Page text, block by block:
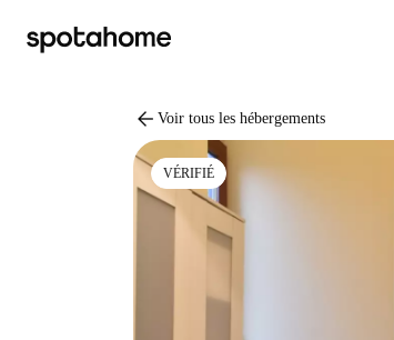
arrow_back Voir tous les hébergements
VÉRIFIÉ